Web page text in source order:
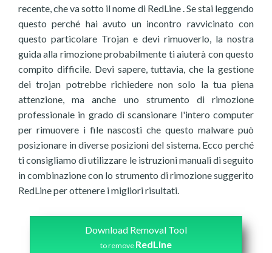
recente, che va sotto il nome di RedLine . Se stai leggendo
questo perché hai avuto un incontro ravvicinato con
questo particolare Trojan e devi rimuoverlo, la nostra
guida alla rimozione probabilmente ti aiuterà con questo
compito difficile. Devi sapere, tuttavia, che la gestione
dei trojan potrebbe richiedere non solo la tua piena
attenzione, ma anche uno strumento di rimozione
professionale in grado di scansionare l'intero computer
per rimuovere i file nascosti che questo malware può
posizionare in diverse posizioni del sistema. Ecco perché
ti consigliamo di utilizzare le istruzioni manuali di seguito
in combinazione con lo strumento di rimozione suggerito
RedLine per ottenere i migliori risultati.
Download Removal Tool
to remove RedLine